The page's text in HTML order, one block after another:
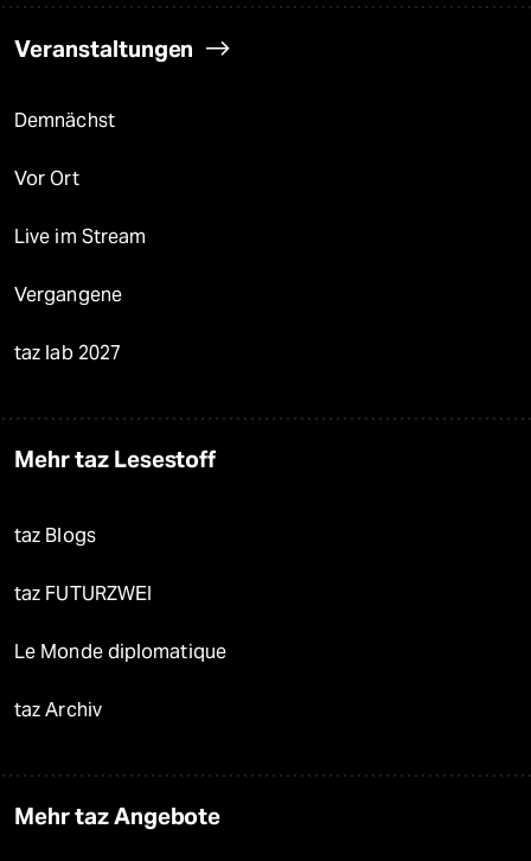
Veranstaltungen
Demnächst
Vor Ort
Live im Stream
Vergangene
taz lab 2027
Mehr taz Lesestoff
taz Blogs
taz FUTURZWEI
Le Monde diplomatique
taz Archiv
Mehr taz Angebote